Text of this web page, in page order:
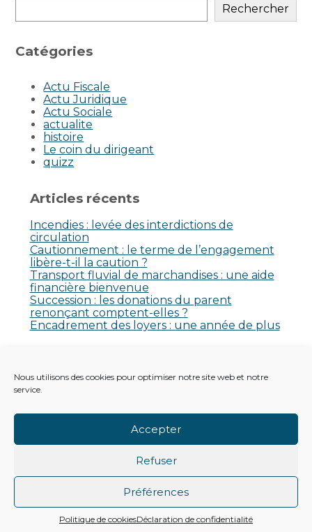
Nous utilisons des cookies pour optimiser notre site web et notre
service.
Accepter
Refuser
Préférences
Politique de cookiesDéclaration de confidentialité
Rechercher
Catégories
Actu Fiscale
Actu Juridique
Actu Sociale
actualite
histoire
Le coin du dirigeant
quizz
Articles récents
Incendies : levée des interdictions de
circulation
Cautionnement : le terme de l’engagement
libère-t-il la caution ?
Transport fluvial de marchandises : une aide
financière bienvenue
Succession : les donations du parent
renonçant comptent-elles ?
Encadrement des loyers : une année de plus
Aucun commentaire à afficher.
Footer
Principale
MENTIONS LÉGALES
CONCEPTION ET RÉALISATION CLASSE 7